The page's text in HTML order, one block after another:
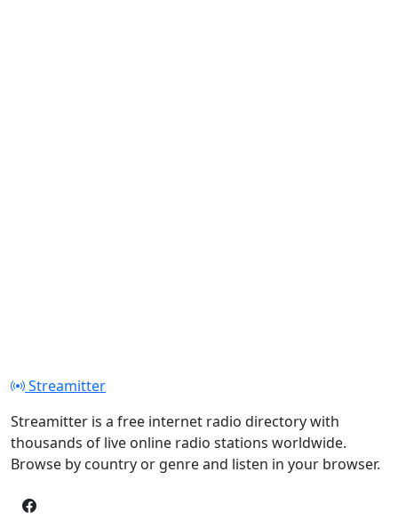
Streamitter
Streamitter is a free internet radio directory with
thousands of live online radio stations worldwide.
Browse by country or genre and listen in your browser.